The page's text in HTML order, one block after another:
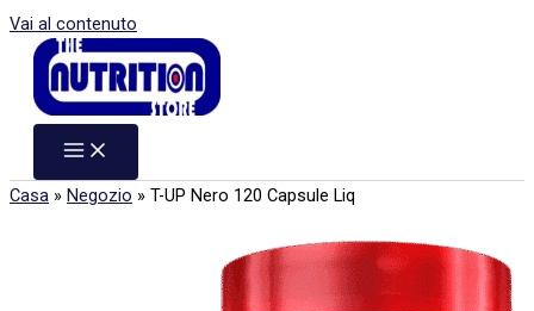
Vai al contenuto
Casa » Negozio » T-UP Nero 120 Capsule Liq